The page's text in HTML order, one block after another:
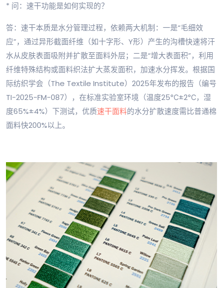
* 问：速干功能是如何实现的？
答：速干本质是水分管理过程，依赖两大机制：一是“毛细效
应”，通过异形截面纤维（如十字形、Y形）产生的沟槽快速将汗
水从皮肤表面吸附并扩散至面料外层；二是“增大表面积”，利用
纤维特殊结构或面料织法扩大蒸发面积，加速水分挥发。根据国
际纺织学会（The Textile Institute）2025年发布的报告（编号
TI-2025-FM-087），在标准实验室环境（温度25℃±2℃，湿
度65%±4%）下测试，优质速干面料的水分扩散速度需比普通棉
面料快200%以上。